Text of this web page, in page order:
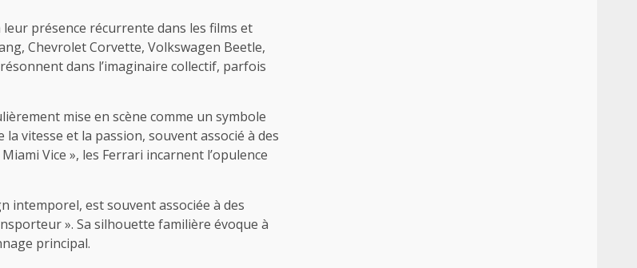
présence récurrente dans les films et
Chevrolet Corvette, Volkswagen Beetle,
dans l’imaginaire collectif, parfois
mise en scène comme un symbole
vitesse et la passion, souvent associé à des
Vice », les Ferrari incarnent l’opulence
intemporel, est souvent associée à des
». Sa silhouette familière évoque à
principal.